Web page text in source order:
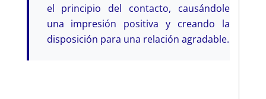
el principio del contacto, causándole
una impresión positiva y creando la
disposición para una relación agradable.